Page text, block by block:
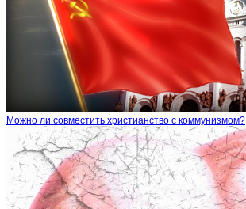
Можно ли совместить христианство с коммунизмом?